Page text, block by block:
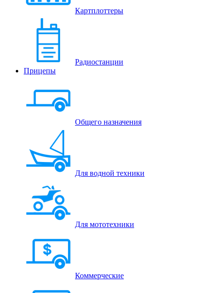
Картплоттеры
Радиостанции
Прицепы
Общего назначения
Для водной техники
Для мототехники
Коммерческие